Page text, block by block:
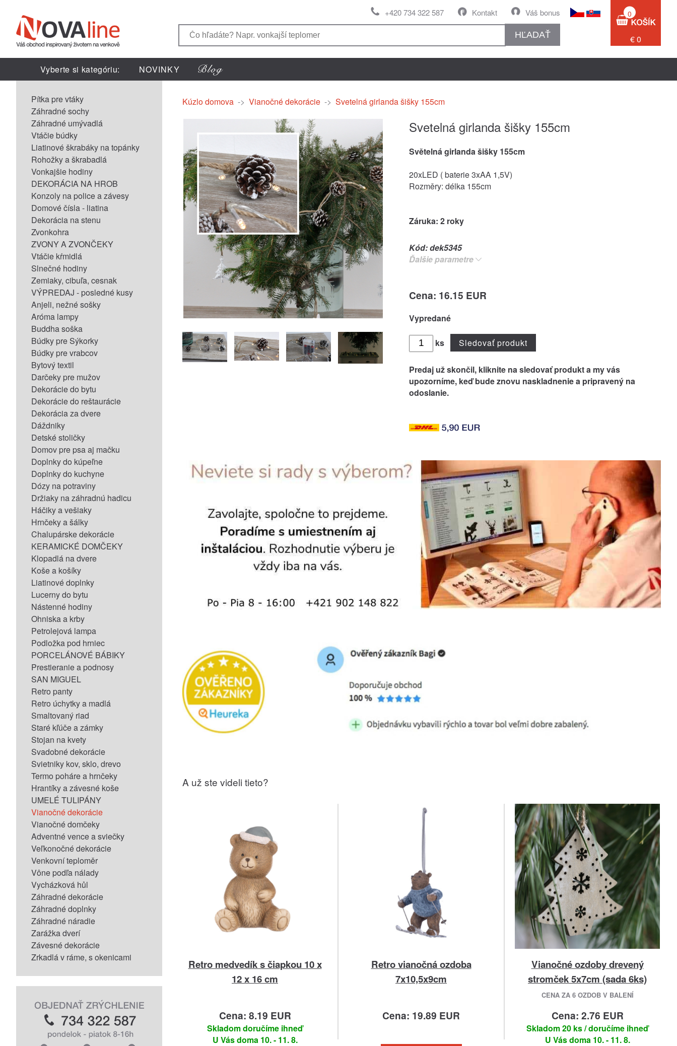
Váš bonus
Kontakt
+420 734 322 587
HĽADAŤ
0
€ 0
Vyberte si kategóriu: NOVINKY
Pítka pre vtáky
Záhradné sochy
Záhradné umývadlá
Vtáčie búdky
Liatinové škrabáky na topánky
Rohožky a škrabadlá
Vonkajšie hodiny
DEKORÁCIA NA HROB
Konzoly na police a závesy
Domové čísla - liatina
Dekorácia na stenu
Zvonkohra
ZVONY A ZVONČEKY
Vtáčie kŕmidlá
Slnečné hodiny
Zemiaky, cibuľa, cesnak
VÝPREDAJ - posledné kusy
Anjeli, nežné sošky
Aróma lampy
Buddha soška
Búdky pre Sýkorky
Búdky pre vrabcov
Bytový textil
Darčeky pre mužov
Dekorácie do bytu
Dekorácie do reštaurácie
Dekorácia za dvere
Dáždniky
Detské stoličky
Domov pre psa aj mačku
Doplnky do kúpeľne
Doplnky do kuchyne
Dózy na potraviny
Držiaky na záhradnú hadicu
Háčiky a vešiaky
Hrnčeky a šálky
Chalupárske dekorácie
KERAMICKÉ DOMČEKY
Klopadlá na dvere
Koše a košíky
Liatinové doplnky
Lucerny do bytu
Nástenné hodiny
Ohniska a krby
Petrolejová lampa
Podložka pod hrniec
PORCELÁNOVÉ BÁBIKY
Prestieranie a podnosy
SAN MIGUEL
Retro panty
Retro úchytky a madlá
Smaltovaný riad
Staré kľúče a zámky
Stojan na kvety
Svadobné dekorácie
Svietniky kov, sklo, drevo
Termo poháre a hrnčeky
Hrantíky a závesné koše
UMELÉ TULIPÁNY
Vianočné dekorácie
Vianočné domčeky
Adventné vence a sviečky
Veľkonočné dekorácie
Venkovní teploměr
Vône podľa nálady
Vycházková hůl
Záhradné dekorácie
Záhradné doplnky
Záhradné náradie
Zarážka dverí
Závesné dekorácie
Zrkadlá v ráme, s okenicami
Kúzlo domova -> Vianočné dekorácie -> Svetelná girlanda šišky 155cm
Svetelná girlanda šišky 155cm
Světelná girlanda šišky 155cm
20xLED ( baterie 3xAA 1,5V)
Rozměry: délka 155cm
Záruka: 2 roky
Kód:dek5345
Ďalšie parametre
Cena: 16.15 EUR
Vypredané
ks Sledovať produkt
Predaj už skončil, kliknite nasledovať produkta my vás
upozorníme, keď bude znovu naskladnenie a pripravený na
odoslanie.
A už ste videli tieto?
Retro medvedík s čiapkou 10 x
12 x 16 cm
Cena: 8.19 EUR
Skladom doručíme ihneď
U Vás doma 10. - 11. 8.
Retro vianočná ozdoba
7x10,5x9cm
Cena: 19.89 EUR
Vianočné ozdoby drevený
stromček 5x7cm (sada 6ks)
CENA ZA 6 OZDOB V BALENÍ
Cena: 2.76 EUR
Skladom 20 ks / doručíme ihneď
U Vás doma 10. - 11. 8.